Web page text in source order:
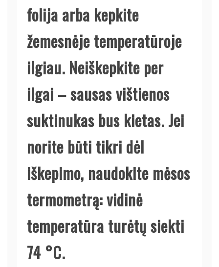
folija arba kepkite
žemesnėje temperatūroje
ilgiau. Neiškepkite per
ilgai – sausas vištienos
suktinukas bus kietas. Jei
norite būti tikri dėl
iškepimo, naudokite mėsos
termometrą: vidinė
temperatūra turėtų siekti
74 °C.